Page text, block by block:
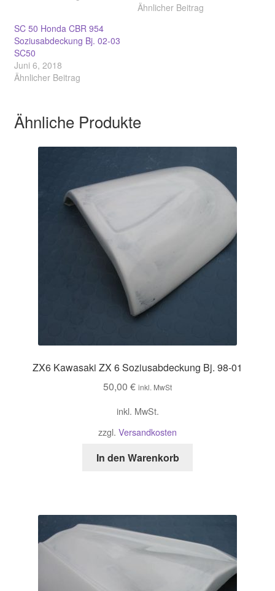
Ähnlicher Beitrag
SC 50 Honda CBR 954
Soziusabdeckung Bj. 02-03
SC50
Juni 6, 2018
Ähnlicher Beitrag
Ähnliche Produkte
ZX6 Kawasaki ZX 6 Soziusabdeckung Bj. 98-01
50,00 € inkl. MwSt
inkl. MwSt.
zzgl. Versandkosten
In den Warenkorb